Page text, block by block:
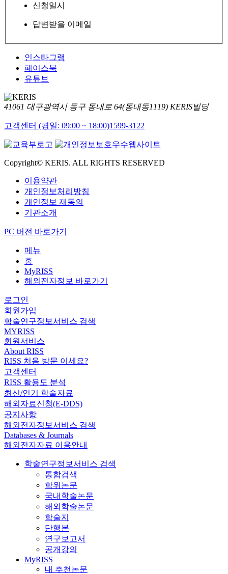
신청일시
답변받을 이메일
인스타그램
페이스북
유튜브
41061 대구광역시 동구 동내로 64(동내동1119) KERIS빌딩
고객센터 (평일: 09:00 ~ 18:00)1599-3122
Copyright© KERIS. ALL RIGHTS RESERVED
이용약관
개인정보처리방침
개인정보 재동의
기관소개
PC 버전 바로가기
메뉴
홈
MyRISS
해외전자정보 바로가기
로그인
회원가입
학술연구정보서비스 검색
MYRISS
회원서비스
About RISS
RISS 처음 방문 이세요?
고객센터
RISS 활용도 분석
최신/인기 학술자료
해외자료신청(E-DDS)
공지사항
해외전자정보서비스 검색
Databases & Journals
해외전자자료 이용안내
학술연구정보서비스 검색
통합검색
학위논문
국내학술논문
해외학술논문
학술지
단행본
연구보고서
공개강의
MyRISS
내 추천논문